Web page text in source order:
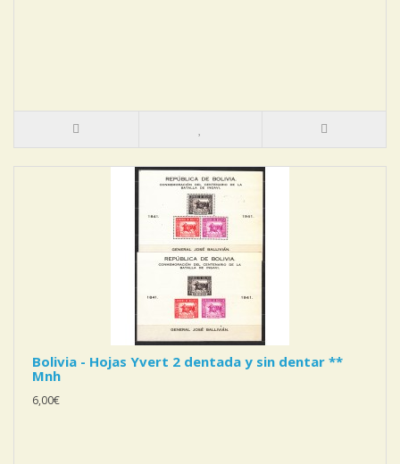
Bolivia - Hojas Yvert 2 dentada y sin dentar **
Mnh
6,00€